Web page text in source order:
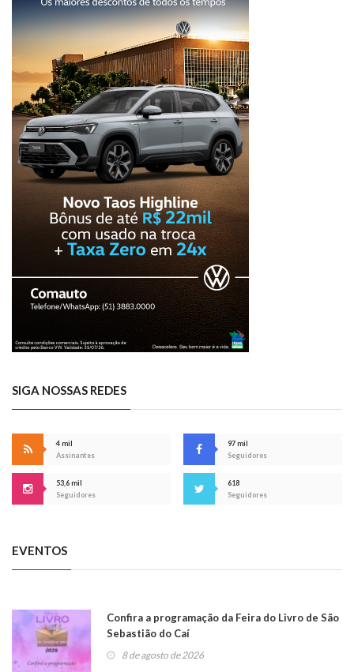
SIGA NOSSAS REDES
4 mil
Assinantes
97 mil
Seguidores
53,6 mil
Seguidores
618
Seguidores
EVENTOS
Confira a programação da Feira do Livro de São
Sebastião do Caí
8 de agosto de 2026